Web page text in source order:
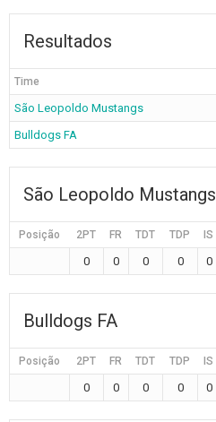
Resultados
Time
São Leopoldo Mustangs
Bulldogs FA
São Leopoldo Mustangs
Posição 2PT FR TDT TDP IS
0 0 0 0 0
Bulldogs FA
Posição 2PT FR TDT TDP IS
0 0 0 0 0